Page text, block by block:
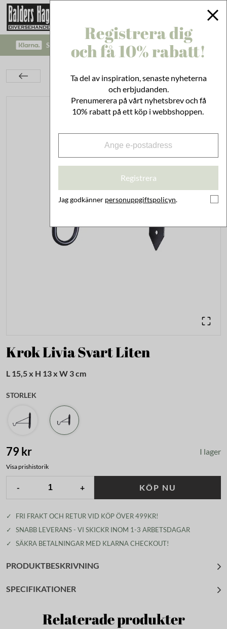
SÄKRA BETALNINGAR MED KLARNA CHECKOUT!
Krok Livia Svart Liten
Krok Livia Svart Liten
L 15,5 x H 13 x W 3 cm
STORLEK
79 kr I lager
Visa prishistorik
- + KÖP NU
✓
FRI FRAKT OCH RETUR VID KÖP ÖVER 499KR!
✓
SNABB LEVERANS - VI SKICKR INOM 1-3 ARBETSDAGAR
✓
SÄKRA BETALNINGAR MED KLARNA CHECKOUT!
PRODUKTBESKRIVNING
SPECIFIKATIONER
Relaterade produkter
Registrera dig
och få 10% rabatt!
Ta del av inspiration, senaste nyheterna
och erbjudanden.
Prenumerera på vårt nyhetsbrev och få
10% rabatt på ett köp i webbshoppen.
Registrera
Jag godkänner personuppgiftspolicyn.